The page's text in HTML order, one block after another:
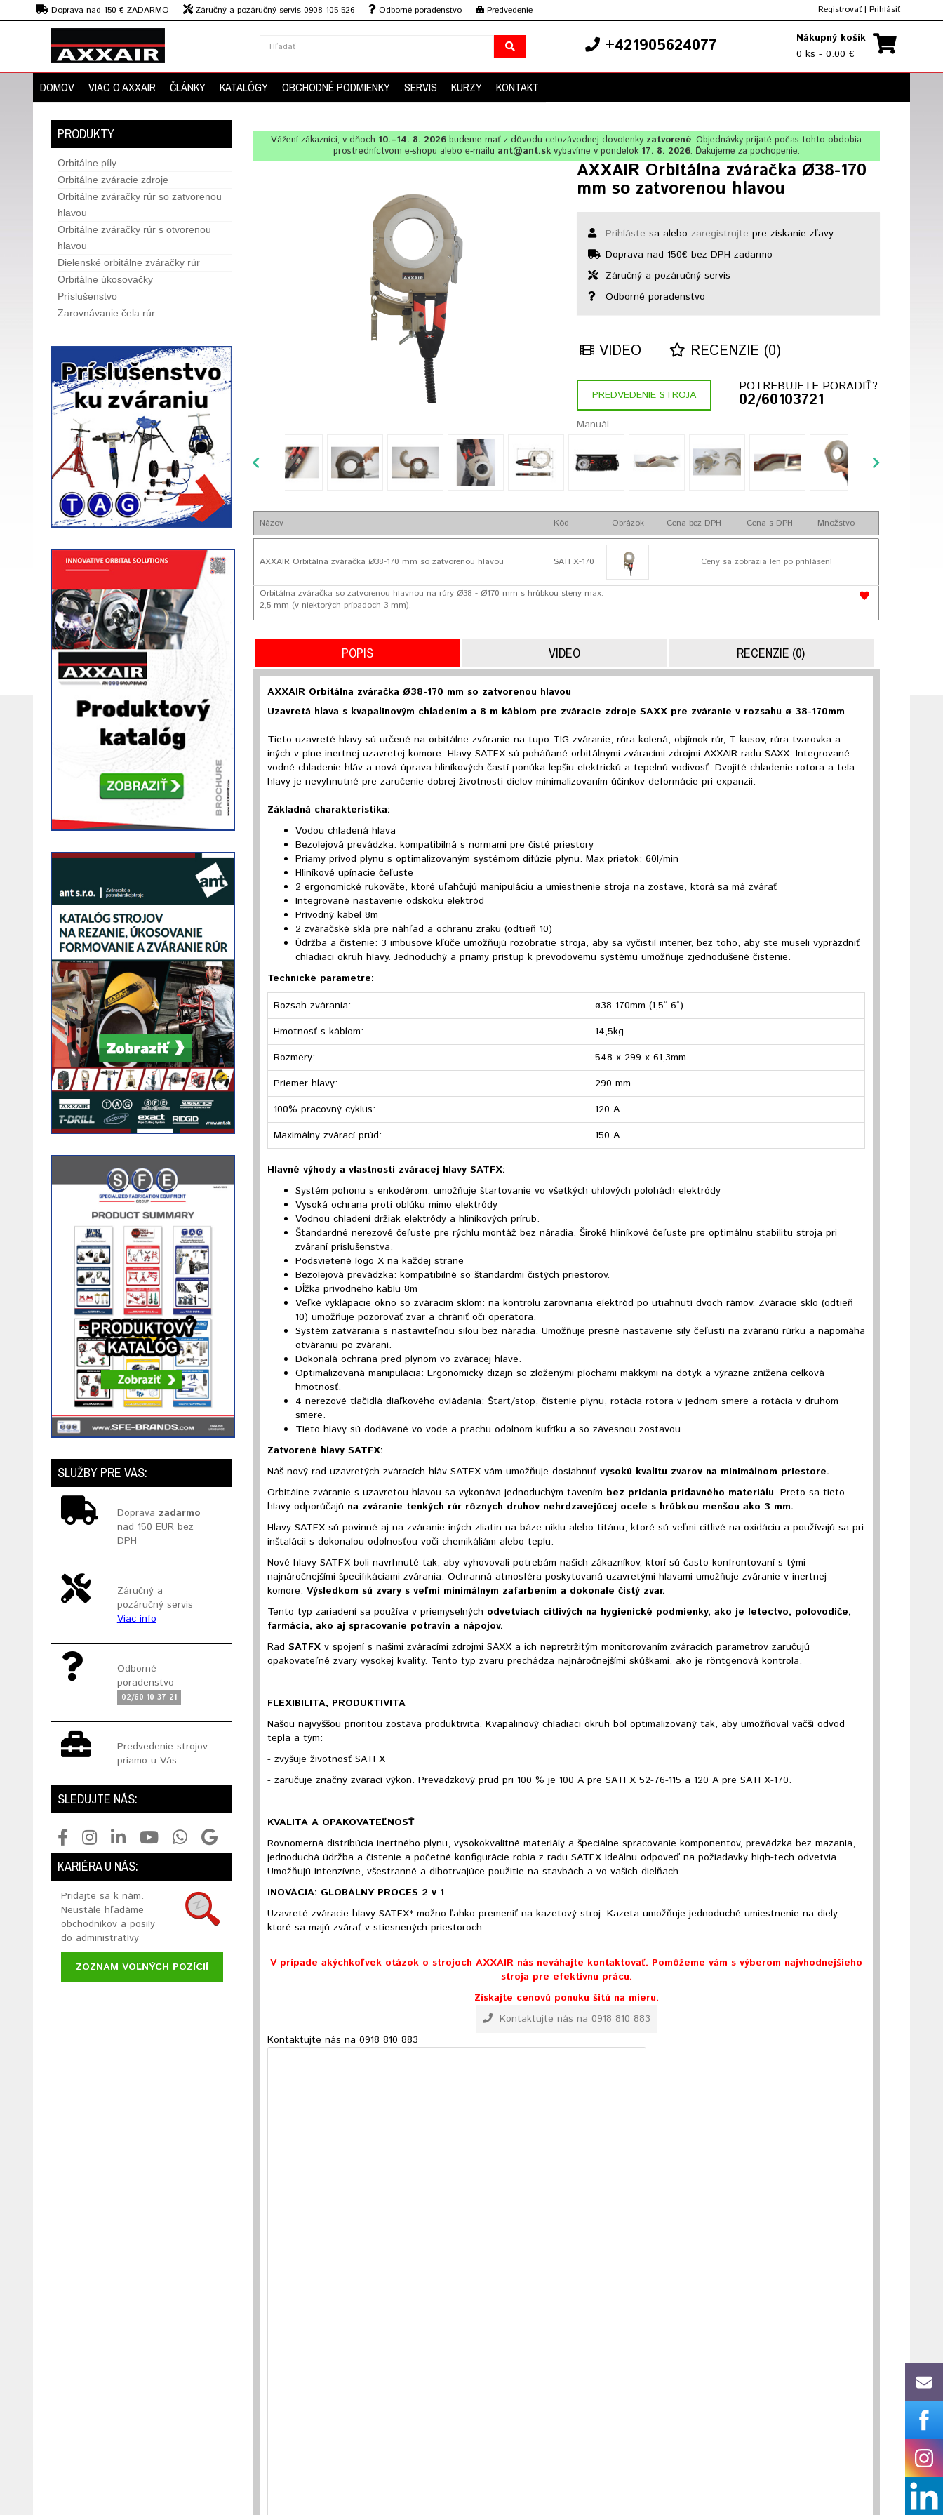
Doprava nad 150 € ZADARMO Záručný a pozáručný servis 0908 105 526 Odborné poradenstvo
Predvedenie
strojov
Registrovať | Prihlásiť
+421905624077
Nákupný košík
0 ks - 0.00 €
DOMOV VIAC O AXXAIR ČLÁNKY KATALÓGY OBCHODNÉ PODMIENKY SERVIS KURZY KONTAKT
PRODUKTY
Orbitálne píly
Orbitálne zváracie zdroje
Orbitálne zváračky rúr so zatvorenou
hlavou
Orbitálne zváračky rúr s otvorenou
hlavou
Dielenské orbitálne zváračky rúr
Orbitálne úkosovačky
Príslušenstvo
Zarovnávanie čela rúr
SLUŽBY PRE VÁS:
Doprava zadarmo
nad 150 EUR bez
DPH
Záručný a
pozáručný servis
Viac info
Odborné
poradenstvo
02/60 10 37 21
Predvedenie strojov
priamo u Vás
SLEDUJTE NÁS:
KARIÉRA U NÁS:
Pridajte sa k nám.
Neustále hľadáme
obchodníkov a posily
do administratívy
ZOZNAM VOĽNÝCH POZÍCIÍ
Vážení zákazníci, v dňoch 10.–14. 8. 2026 budeme mať z dôvodu celozávodnej dovolenky zatvorené. Objednávky prijaté počas tohto obdobia
prostredníctvom e-shopu alebo e-mailu ant@ant.skvybavíme v pondelok 17. 8. 2026. Ďakujeme za pochopenie.
AXXAIR Orbitálna zváračka Ø38-170
mm so zatvorenou hlavou
Prihláste sa alebozaregistrujte pre získanie zľavy
Doprava nad 150€ bez DPH zadarmo
Záručný a pozáručný servis
Odborné poradenstvo
VIDEO RECENZIE (0)
PREDVEDENIE STROJA
POTREBUJETE PORADIŤ?
02/60103721
Manuál
Názov Kód Obrázok Cena bez DPH Cena s DPH Množstvo
AXXAIR Orbitálna zváračka Ø38-170 mm so zatvorenou hlavou SATFX-170 Ceny sa zobrazia len po prihlásení
Orbitálna zváračka so zatvorenou hlavnou na rúry Ø38 - Ø170 mm s hrúbkou steny max.
2,5 mm (v niektorých prípadoch 3 mm).
POPIS VIDEO RECENZIE (0)
AXXAIR Orbitálna zváračka Ø38-170 mm so zatvorenou hlavou
Uzavretá hlava s kvapalinovým chladením a 8 m káblom pre zváracie zdroje SAXX pre zváranie v rozsahu ø 38-170mm
Tieto uzavreté hlavy sú určené na orbitálne zváranie na tupo TIG zváranie, rúra-kolená, objímok rúr, T kusov, rúra-tvarovka a
iných v plne inertnej uzavretej komore. Hlavy SATFX sú poháňané orbitálnymi zváracími zdrojmi AXXAIR radu SAXX. Integrované
vodné chladenie hláv a nová úprava hliníkových častí ponúka lepšiu elektrickú a tepelnú vodivosť. Dvojité chladenie rotora a tela
hlavy je nevyhnutné pre zaručenie dobrej životnosti dielov minimalizovaním účinkov deformácie pri expanzii.
Základná charakteristika:
Vodou chladená hlava
Bezolejová prevádzka: kompatibilná s normami pre čisté priestory
Priamy prívod plynu s optimalizovaným systémom difúzie plynu. Max prietok: 60l/min
Hliníkové upínacie čeľuste
2 ergonomické rukoväte, ktoré uľahčujú manipuláciu a umiestnenie stroja na zostave, ktorá sa má zvárať
Integrované nastavenie odskoku elektród
Prívodný kábel 8m
2 zváračské sklá pre náhľad a ochranu zraku (odtieň 10)
Údržba a čistenie: 3 imbusové kľúče umožňujú rozobratie stroja, aby sa vyčistil interiér, bez toho, aby ste museli vyprázdniť
chladiaci okruh hlavy. Jednoduchý a priamy prístup k prevodovému systému umožňuje zjednodušené čistenie.
Technické parametre:
Rozsah zvárania:
ø38-170mm (1,5“-6“)
Hmotnosť s káblom:
14,5kg
Rozmery:
548 x 299 x 61,3mm
Priemer hlavy:
290 mm
100% pracovný cyklus:
120 A
Maximálny zvárací prúd:
150 A
Hlavné výhody a vlastnosti zváracej hlavy SATFX:
Systém pohonu s enkodérom: umožňuje štartovanie vo všetkých uhlových polohách elektródy
Vysoká ochrana proti oblúku mimo elektródy
Vodnou chladení držiak elektródy a hliníkových prírub.
Štandardné nerezové čeľuste pre rýchlu montáž bez náradia. Široké hliníkové čeľuste pre optimálnu stabilitu stroja pri
zváraní príslušenstva.
Podsvietené logo X na každej strane
Bezolejová prevádzka: kompatibilné so štandardmi čistých priestorov.
Dĺžka prívodného káblu 8m
Veľké vyklápacie okno so zváracím sklom: na kontrolu zarovnania elektród po utiahnutí dvoch rámov. Zváracie sklo (odtieň
10) umožňuje pozorovať zvar a chrániť oči operátora.
Systém zatvárania s nastaviteľnou silou bez náradia. Umožňuje presné nastavenie sily čeľustí na zváranú rúrku a napomáha
otváraniu po zváraní.
Dokonalá ochrana pred plynom vo zváracej hlave.
Optimalizovaná manipulácia: Ergonomický dizajn so zloženými plochami mäkkými na dotyk a výrazne znížená celková
hmotnosť.
4 nerezové tlačidlá diaľkového ovládania: Štart/stop, čistenie plynu, rotácia rotora v jednom smere a rotácia v druhom
smere.
Tieto hlavy sú dodávané vo vode a prachu odolnom kufríku a so závesnou zostavou.
Zatvorené hlavy SATFX:
Náš nový rad uzavretých zváracích hláv SATFX vám umožňuje dosiahnuťvysokú kvalitu zvarov na minimálnom priestore.
Orbitálne zváranie s uzavretou hlavou sa vykonáva jednoduchým tavením bez pridania prídavného materiálu. Preto sa tieto
hlavy odporúčajú na zváranie tenkých rúr rôznych druhov nehrdzavejúcej ocele s hrúbkou menšou ako 3 mm.
Hlavy SATFX sú povinné aj na zváranie iných zliatin na báze niklu alebo titánu, ktoré sú veľmi citlivé na oxidáciu a používajú sa pri
inštalácii s dokonalou odolnosťou voči chemikáliám alebo teplu.
Nové hlavy SATFX boli navrhnuté tak, aby vyhovovali potrebám našich zákazníkov, ktorí sú často konfrontovaní s tými
najnáročnejšími špecifikáciami zvárania. Ochranná atmosféra poskytovaná uzavretými hlavami umožňuje zváranie v inertnej
komore. Výsledkom sú zvary s veľmi minimálnym zafarbením a dokonale čistý zvar.
Tento typ zariadení sa používa v priemyselných odvetviach citlivých na hygienické podmienky, ako je letectvo, polovodiče,
farmácia, ako aj spracovanie potravín a nápojov.
Rad SATFX v spojení s našimi zváracími zdrojmi SAXX a ich nepretržitým monitorovaním zváracích parametrov zaručujú
opakovateľné zvary vysokej kvality. Tento typ zvaru prechádza najnáročnejšími skúškami, ako je röntgenová kontrola.
FLEXIBILITA, PRODUKTIVITA
Našou najvyššou prioritou zostáva produktivita. Kvapalinový chladiaci okruh bol optimalizovaný tak, aby umožňoval väčší odvod
tepla a tým:
- zvyšuje životnosť SATFX
- zaručuje značný zvárací výkon. Prevádzkový prúd pri 100 % je 100 A pre SATFX 52-76-115 a 120 A pre SATFX-170.
KVALITA A OPAKOVATEĽNOSŤ
Rovnomerná distribúcia inertného plynu, vysokokvalitné materiály a špeciálne spracovanie komponentov, prevádzka bez mazania,
jednoduchá údržba a čistenie a početné konfigurácie robia z radu SATFX ideálnu odpoveď na požiadavky high-tech odvetvia.
Umožňujú intenzívne, všestranné a dlhotrvajúce použitie na stavbách a vo vašich dielňach.
INOVÁCIA: GLOBÁLNY PROCES 2 v 1
Uzavreté zváracie hlavy SATFX* možno ľahko premeniť na kazetový stroj. Kazeta umožňuje jednoduché umiestnenie na diely,
ktoré sa majú zvárať v stiesnených priestoroch.
V prípade akýchkoľvek otázok o strojoch AXXAIR nás neváhajte kontaktovať. Pomôžeme vám s výberom najvhodnejšieho
stroja pre efektívnu prácu.
Získajte cenovú ponuku šitú na mieru.
Kontaktujte nás na 0918 810 883
Kontaktujte nás na 0918 810 883